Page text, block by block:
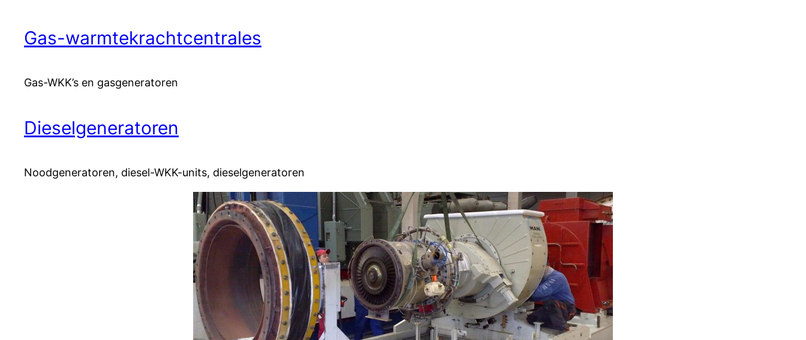
Gas-warmtekrachtcentrales
Gas-WKK’s en gasgeneratoren
Dieselgeneratoren
Noodgeneratoren, diesel-WKK-units, dieselgeneratoren